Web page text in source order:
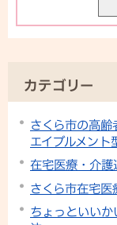
カテゴリー
さくら市の高齢
エイブルメント
在宅医療・介護
さくら市在宅医
ちょっといい